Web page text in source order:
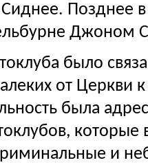
Сиднее. Позднее
Джоном
было
от Церкви к
была
которые
и